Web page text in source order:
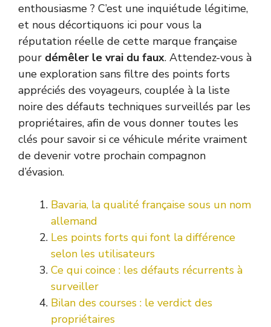
enthousiasme ? C’est une inquiétude légitime,
et nous décortiquons ici pour vous la
réputation réelle de cette marque française
pour démêler le vrai du faux. Attendez-vous à
une exploration sans filtre des points forts
appréciés des voyageurs, couplée à la liste
noire des défauts techniques surveillés par les
propriétaires, afin de vous donner toutes les
clés pour savoir si ce véhicule mérite vraiment
de devenir votre prochain compagnon
d’évasion.
Bavaria, la qualité française sous un nom
allemand
Les points forts qui font la différence
selon les utilisateurs
Ce qui coince : les défauts récurrents à
surveiller
Bilan des courses : le verdict des
propriétaires